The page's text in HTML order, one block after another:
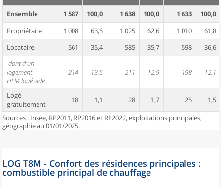
Ensemble 1 587 100,0 1 638 100,0 1 633
100,0
Propriétaire
1 008 63,5 1 025 62,6 1 010
61,8
Locataire
561 35,4 585 35,7 598
36,6
dont d'un
logement
HLM loué vide
214 13,5 211 12,9 198 12,1
Logé
gratuitement
18 1,1 28 1,7 25 1,5
Sources : Insee, RP2011, RP2016 et RP2022, exploitations principales,
géographie au 01/01/2025.
LOG T8M - Confort des résidences principales :
combustible principal de chauffage